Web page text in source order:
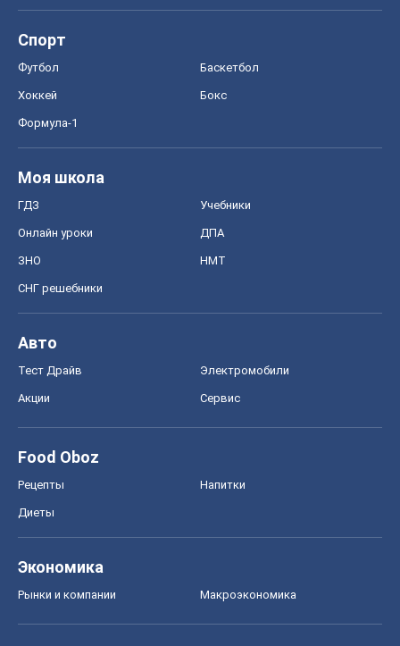
Спорт
Футбол Баскетбол
Хоккей Бокс
Формула-1
Моя школа
ГДЗ Учебники
Онлайн уроки ДПА
ЗНО НМТ
СНГ решебники
Авто
Тест Драйв Электромобили
Акции Сервис
Food Oboz
Рецепты Напитки
Диеты
Экономика
Рынки и компании Mакроэкономика